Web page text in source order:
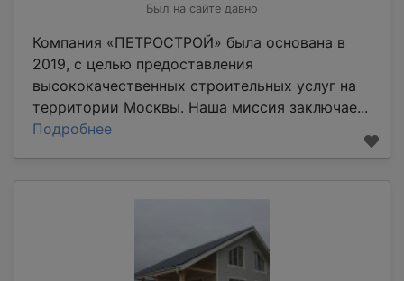
Был на сайте давно
Компания «ПЕТРОСТРОЙ» была основана в
2019, с целью предоставления
высококачественных строительных услуг на
территории Москвы. Наша миссия заключае...
Подробнее